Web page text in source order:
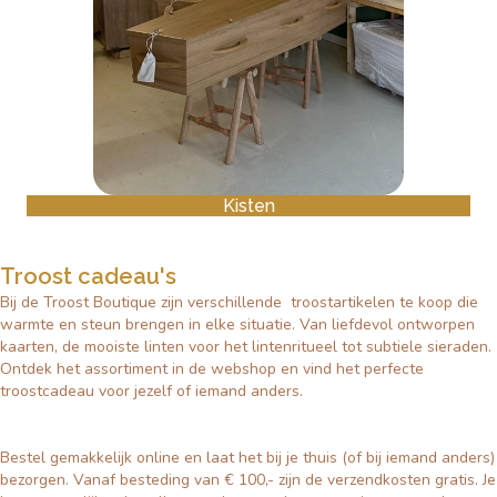
Kisten
Troost cadeau's
Bij de Troost Boutique zijn verschillende troostartikelen te koop die
warmte en steun brengen in elke situatie. Van liefdevol ontworpen
kaarten, de mooiste linten voor het lintenritueel tot subtiele sieraden.
Ontdek het assortiment in de webshop en vind het perfecte
troostcadeau voor jezelf of iemand anders.
Bestel gemakkelijk online en laat het bij je thuis (of bij iemand anders)
bezorgen. Vanaf besteding van € 100,- zijn de verzendkosten gratis. Je